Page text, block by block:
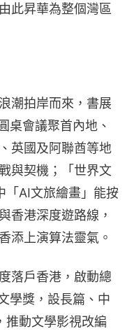
此昇華為整個灣區
潮拍岸而來，書展
桌會議聚首內地、
英國及阿聯酋等地
與契機；「世界文
「AI文旅繪畫」能按
香港深度遊路線，
添上演算法靈氣。
落戶香港，啟動總
學獎，設長篇、中
推動文學影視改編